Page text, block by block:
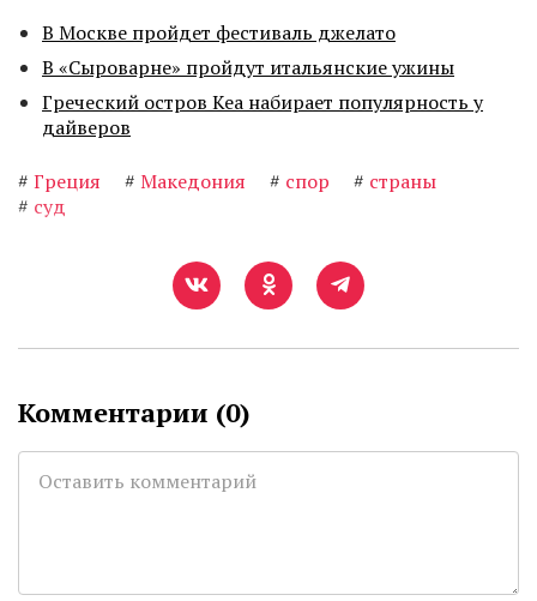
В Москве пройдет фестиваль джелато
В «Сыроварне» пройдут итальянские ужины
Греческий остров Кеа набирает популярность у
дайверов
# Греция # Македония # спор # страны
# суд
Комментарии (0)